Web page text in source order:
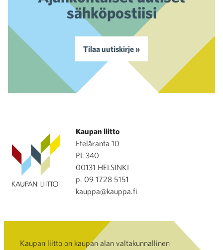
sähköpostiisi
Tilaa uutiskirje »
Kaupan liitto
Eteläranta 10
PL 340
00131 HELSINKI
p. 09 1728 5151
kauppa@kauppa.fi
Kaupan liitto on kaupan alan valtakunnallinen